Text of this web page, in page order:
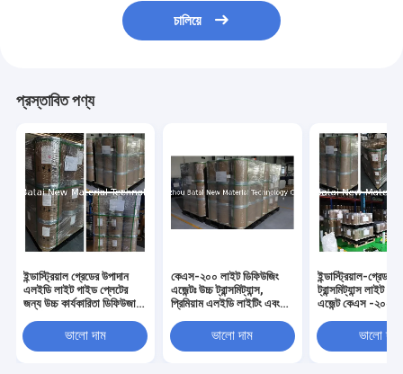
চালিয়ে
প্রস্তাবিত পণ্য
ইন্ডাস্ট্রিয়াল গ্রেডের উপাদান
এলইডি লাইট গাইড প্লেটের
জন্য উচ্চ কার্যকারিতা ডিফিউজার
ভালো দাম
কেএস-২০০ লাইট ডিফিউজিং
এজেন্টঃ উচ্চ ট্রান্সমিট্যান্স,
প্রিমিয়াম এলইডি লাইটিং এবং
ধোঁয়াশা
ভালো দাম
ইন্ডাস্ট্রিয়াল-গ্রেড
ট্রান্সমিট্যান্স লাইট
এজেন্ট কেএস -২০০
আলো এবং এলসিডি
ডিসপ্লেগুলির জন্য
ভালো দাম